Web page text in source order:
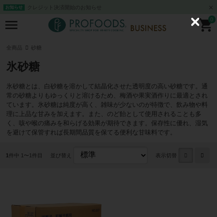
お知らせ クレジット決済開始のお知らせ
0
全商品 砂糖
氷砂糖
氷砂糖とは、白砂糖を溶かして結晶化させた透明度の高い砂糖です。通
常の砂糖よりもゆっくりと溶けるため、梅酒や果実酒作りに最適とされ
ています。氷砂糖は純度が高く、雑味が少ないのが特徴で、飲み物や料
理に上品な甘みを加えます。また、のど飴として使用されることも多
く、咳や喉の痛みを和らげる効果が期待できます。保存性に優れ、湿気
を避けて保管すれば長期間品質を保てる便利な甘味料です。
1 件中 1〜1件目 並び替え 表示切替
C